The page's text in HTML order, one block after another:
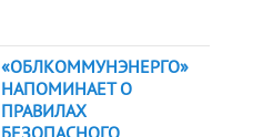
«ОБЛКОММУНЭНЕРГО»
НАПОМИНАЕТ О
ПРАВИЛАХ